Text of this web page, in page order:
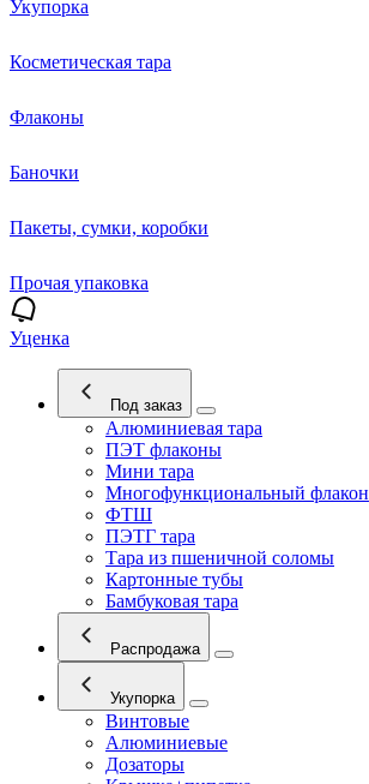
Укупорка
Косметическая тара
Флаконы
Баночки
Пакеты, сумки, коробки
Прочая упаковка
Уценка
Под заказ
Алюминиевая тара
ПЭТ флаконы
Мини тара
Многофункциональный флакон
ФТШ
ПЭТГ тара
Тара из пшеничной соломы
Картонные тубы
Бамбуковая тара
Распродажа
Укупорка
Винтовые
Алюминиевые
Дозаторы